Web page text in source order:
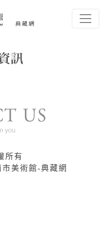
-典藏網
所有
美術館-典藏網